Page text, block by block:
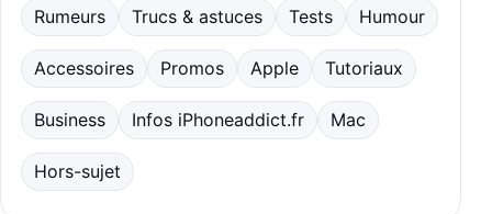
Rumeurs Trucs & astuces Tests Humour
Accessoires Promos Apple Tutoriaux
Business Infos iPhoneaddict.fr Mac
Hors-sujet